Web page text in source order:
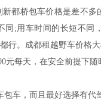
桥包车价格是差不多
同;用车时间的长短不同
行。成都租越野车价格
元每天，在安全前提下随
，而且最好选择有代